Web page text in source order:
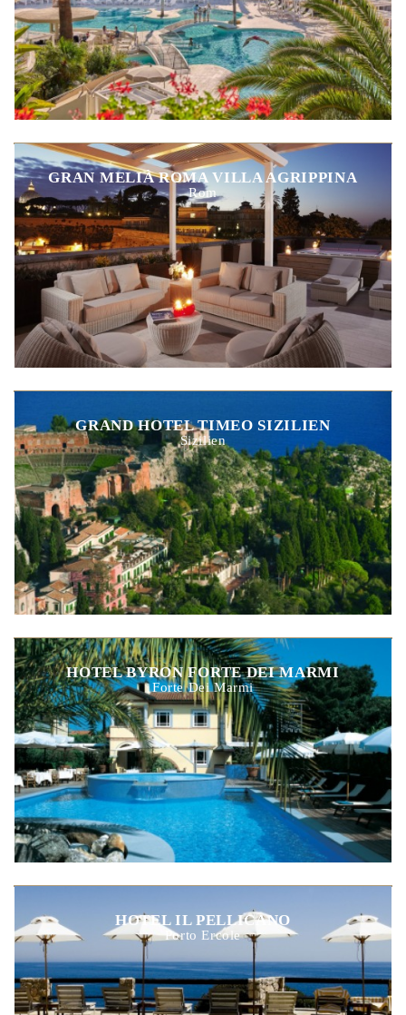
GRAN MELIÀ ROMA VILLA AGRIPPINA
Rom
GRAND HOTEL TIMEO SIZILIEN
Sizilien
HOTEL BYRON FORTE DEI MARMI
Forte Dei Marmi
HOTEL IL PELLICANO
Porto Ercole